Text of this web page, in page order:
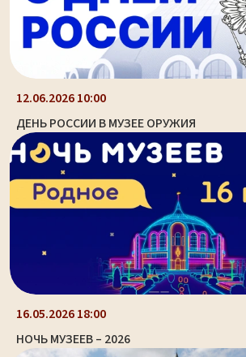
12.06.2026 10:00
ДЕНЬ РОССИИ В МУЗЕЕ ОРУЖИЯ
16.05.2026 18:00
НОЧЬ МУЗЕЕВ – 2026